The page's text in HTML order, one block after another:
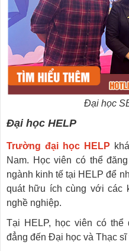
Đại học
Đại học HELP
Trường đại học HELP
Nam. Học viên có thể
ngành kinh tế tại HELP để
quát hữu ích cùng với các
nghề nghiệp.
Tại HELP, học viên có
đẳng đến Đại học và Thạc